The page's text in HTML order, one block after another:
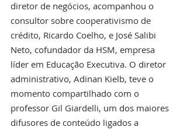
diretor de negócios, acompanhou o
consultor sobre cooperativismo de
crédito, Ricardo Coelho, e José Salibi
Neto, cofundador da HSM, empresa
líder em Educação Executiva. O diretor
administrativo, Adinan Kielb, teve o
momento compartilhado com o
professor Gil Giardelli, um dos maiores
difusores de conteúdo ligados a